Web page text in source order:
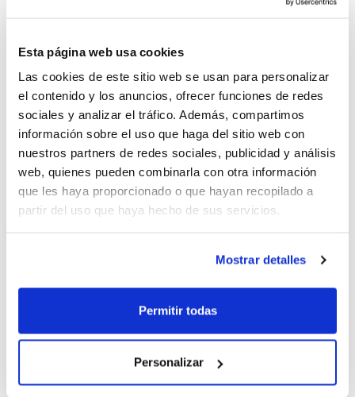
Esta página web usa cookies
Las cookies de este sitio web se usan para personalizar
el contenido y los anuncios, ofrecer funciones de redes
sociales y analizar el tráfico. Además, compartimos
información sobre el uso que haga del sitio web con
nuestros partners de redes sociales, publicidad y análisis
web, quienes pueden combinarla con otra información
que les haya proporcionado o que hayan recopilado a
partir del uso que haya hecho de sus servicios.
Mostrar detalles
Permitir todas
Personalizar
Se convocan los siguientes Cursos de Entrenador:
IV Curso de Entrenador Nivel 2 – Valencia.Formato
intensivo mes de julio.
V Curso de Entrenador Nivel 2 – Alicante.Formato
intensivo mes de julio.
VI Curso de Entrenador Nivel 2 – Valencia.Formato
intensivo mes de julio.
Todas aquellas personas que hayan adquirido el
suscribir licencia deberán matricularse
presente temporada 12/13 se debe realizar la
formación comprometida, siendo estos cursos que se
inician en marzo de 2013 los únicos e Nivel 2